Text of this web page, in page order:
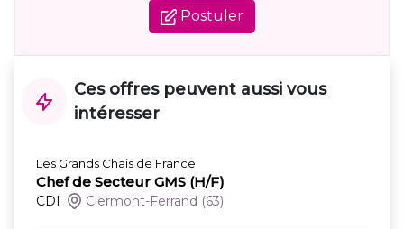
Postuler
Ces offres peuvent aussi vous
intéresser
Les Grands Chais de France
Chef de Secteur GMS (H/F)
CDI Clermont-Ferrand (63)